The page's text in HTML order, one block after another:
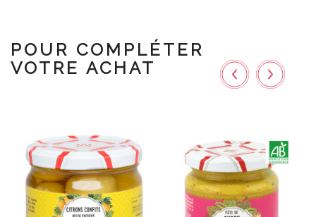
POUR COMPLÉTER
VOTRE ACHAT